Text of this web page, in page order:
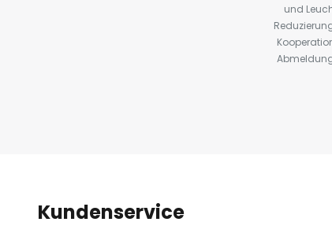
und
Kundenservice